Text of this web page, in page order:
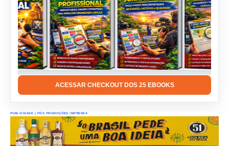
ACESSAR CHECKOUT DOS 25 EBOOKS
PUBLICIDADE | PÓS PROMOÇÕES IMPRENSA